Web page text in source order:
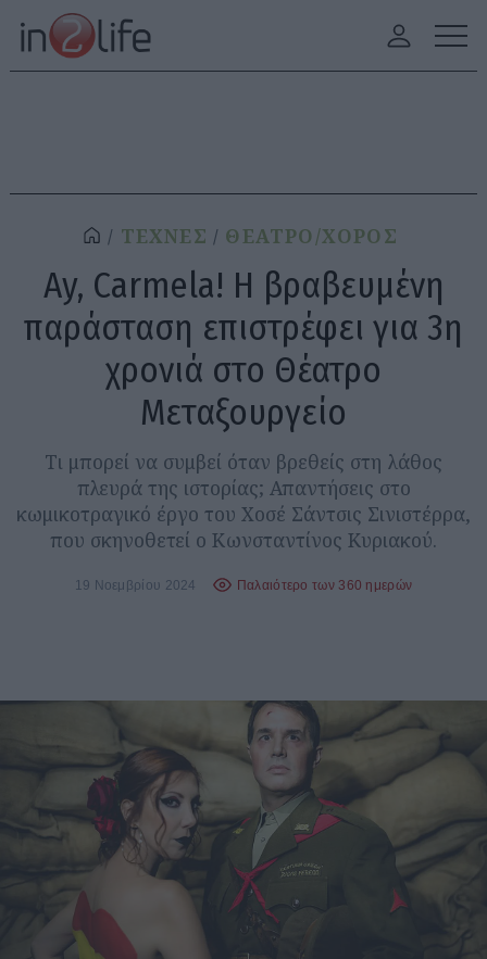
ΤΕΧΝΕΣ ΘΕΑΤΡΟ/ΧΟΡΟΣ
Ay, Carmela! Η βραβευμένη
παράσταση επιστρέφει για 3η
χρονιά στο Θέατρο
Μεταξουργείο
Τι μπορεί να συμβεί όταν βρεθείς στη λάθος
πλευρά της ιστορίας; Απαντήσεις στο
κωμικοτραγικό έργο του Χοσέ Σάντσις Σινιστέρρα,
που σκηνοθετεί ο Κωνσταντίνος Κυριακού.
19 Νοεμβρίου 2024 Παλαιότερο των 360 ημερών